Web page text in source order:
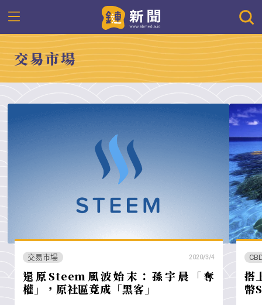
交易市場
交易市場 2020/3/4
還原Steem風波始末：孫宇晨「奪
權」，原社區竟成「黑客」
搭
幣